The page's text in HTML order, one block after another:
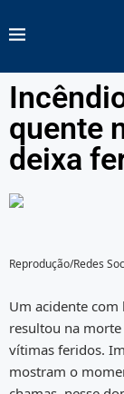
quente
deixa
Reprodução/Redes
Um acidente com
resultou na
vítimas feridos.
mostram o